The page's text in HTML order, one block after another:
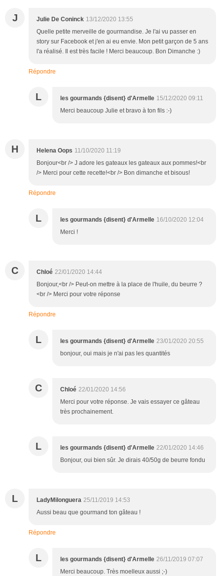
J Julie De Coninck 13/12/2020 13:55
Quelle petite merveille de gourmandise. Je l'ai vu passer en
story sur Facebook et j'en ai eu envie. Mon petit garçon de 5 ans
l'a réalisé. Il est très facile ! Merci beaucoup. Bon Dimanche :)
Répondre
L les gourmands {disent} d'Armelle 15/12/2020 09:11
Merci beaucoup Julie et bravo à ton fils :-)
H Helena Oops 11/10/2020 11:19
Bonjour<br /> J adore les gateaux les gateaux aux pommes!<br
/> Merci pour cette recette!<br /> Bon dimanche et bisous!
Répondre
L les gourmands {disent} d'Armelle 16/10/2020 12:04
Merci !
C Chloé 22/01/2020 14:44
Bonjour,<br /> Peut-on mettre à la place de l'huile, du beurre ?
<br /> Merci pour votre réponse
Répondre
L les gourmands {disent} d'Armelle 23/01/2020 20:55
bonjour, oui mais je n'ai pas les quantités
C Chloé 22/01/2020 14:56
Merci pour votre réponse. Je vais essayer ce gâteau
très prochainement.
L les gourmands {disent} d'Armelle 22/01/2020 14:46
Bonjour, oui bien sûr. Je dirais 40/50g de beurre fondu
L LadyMilonguera 25/11/2019 14:53
Aussi beau que gourmand ton gâteau !
Répondre
L les gourmands {disent} d'Armelle 26/11/2019 07:07
Merci beaucoup. Très moelleux aussi ;-)